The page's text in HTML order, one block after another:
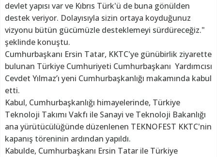
devlet yapısı var ve Kıbrıs Türk'ü de buna gönülden
destek veriyor. Dolayısıyla sizin ortaya koyduğunuz
vizyonu bütün gücümüzle desteklemeyi sürdüreceğiz."
şeklinde konuştu.
Cumhurbaşkanı Ersin Tatar, KKTC'ye günübirlik ziyarette
bulunan Türkiye Cumhuriyeti Cumhurbaşkanı Yardımcısı
Cevdet Yılmaz’ı yeni Cumhurbaşkanlığı makamında kabul
etti.
Kabul, Cumhurbaşkanlığı himayelerinde, Türkiye
Teknoloji Takımı Vakfı ile Sanayi ve Teknoloji Bakanlığı
ana yürütücülüğünde düzenlenen TEKNOFEST KKTC'nin
kapanış töreninin ardından yapıldı.
Kabulde, Cumhurbaşkanı Ersin Tatar ile Türkiye